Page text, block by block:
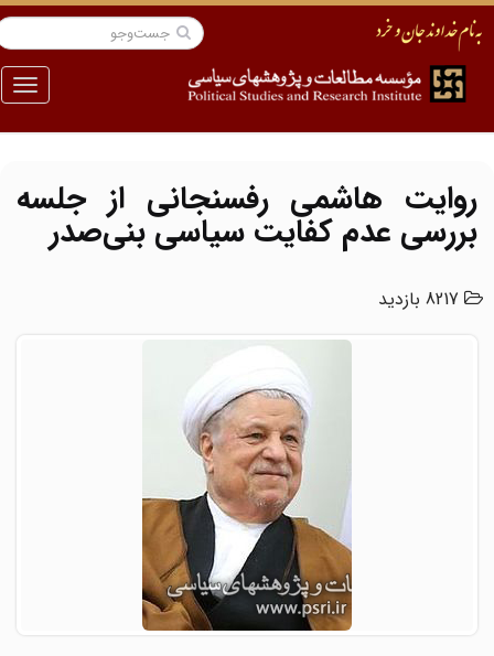
منو
روایت هاشمی رفسنجانی از جلسه
بررسی عدم کفایت سیاسی بنی‌صدر
8217 بازدید